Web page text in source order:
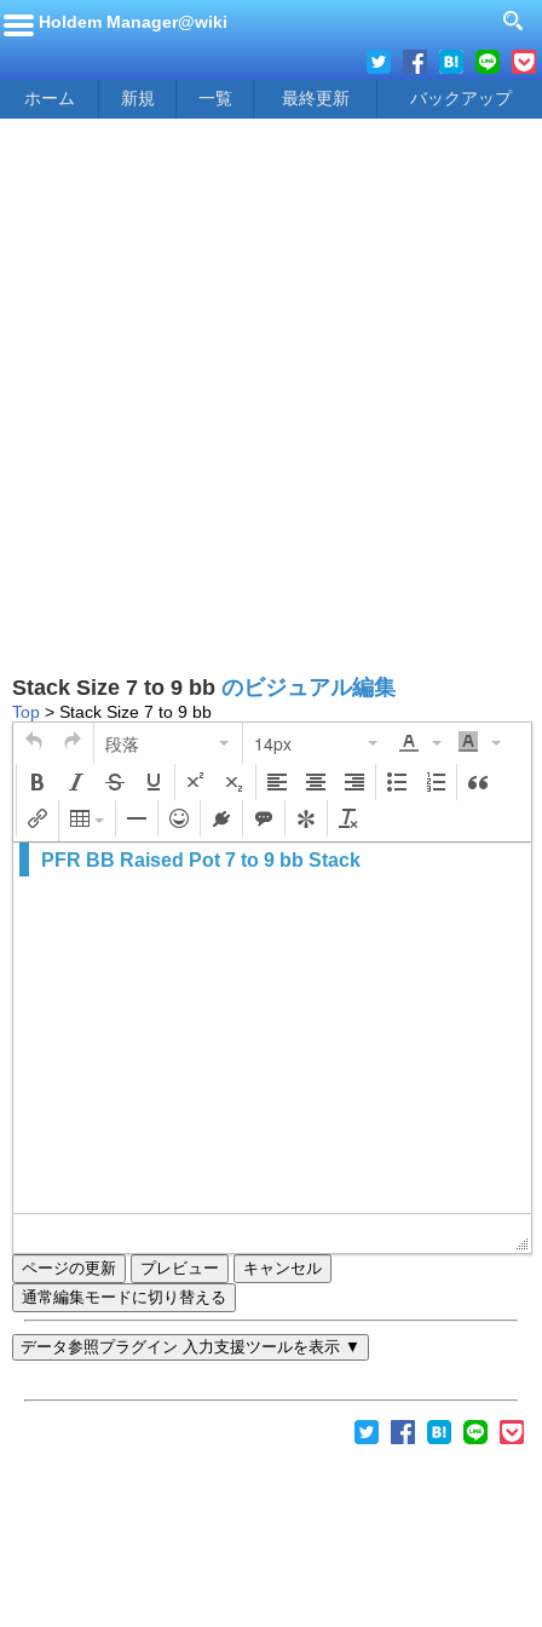
Holdem Manager@wiki
ホーム 新規 一覧 最終更新 バックアップ
Stack Size 7 to 9 bb のビジュアル編集
Top > Stack Size 7 to 9 bb
段落 14px
ページの更新
通常編集モードに切り替える
データ参照プラグイン 入力支援ツールを表示 ▼